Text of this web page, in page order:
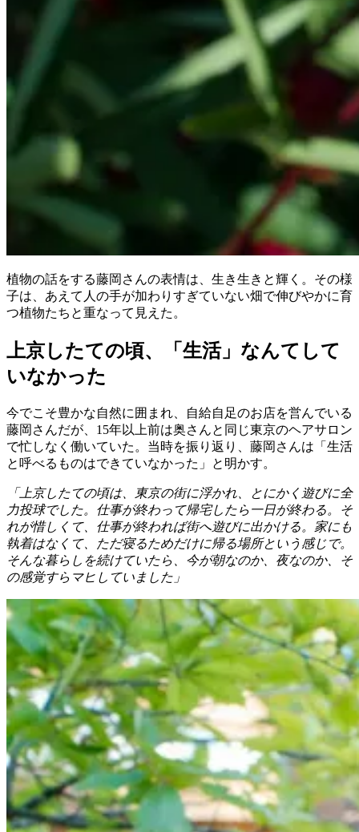
植物の話をする藤岡さんの表情は、生き生きと輝く。その様
子は、あえて人の手が加わりすぎていない畑で伸びやかに育
つ植物たちと重なって見えた。
上京したての頃、「生活」なんてして
いなかった
今でこそ豊かな自然に囲まれ、自給自足のお店を営んでいる
藤岡さんだが、15年以上前は奥さんと同じ東京のヘアサロン
で忙しなく働いていた。当時を振り返り、藤岡さんは「生活
と呼べるものはできていなかった」と明かす。
「上京したての頃は、東京の街に浮かれ、とにかく遊びに全
力投球でした。仕事が終わって帰宅したら一日が終わる。そ
れが惜しくて、仕事が終われば街へ遊びに出かける。家にも
執着はなくて、ただ寝るためだけに帰る場所という感じで。
そんな暮らしを続けていたら、今が朝なのか、夜なのか、そ
の感覚すらマヒしていました」